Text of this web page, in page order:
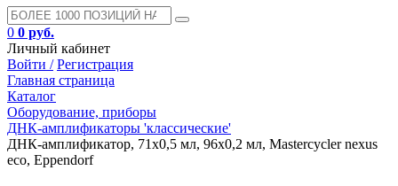
0 0 руб.
Личный кабинет
Войти / Регистрация
Главная страница
Каталог
Оборудование, приборы
ДНК-амплификаторы 'классические'
ДНК-амплификатор, 71x0,5 мл, 96x0,2 мл, Mastercycler nexus
eco, Eppendorf